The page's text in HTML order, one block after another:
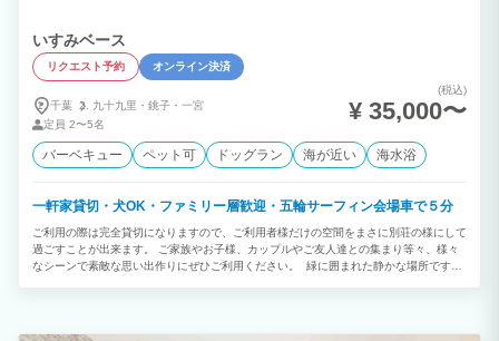
いすみベース
リクエスト予約 オンライン決済
千葉 九十九里・ 銚子・ 一宮
定員 2〜5名
(税込)
¥ 35,000〜
バーベキュー ペット可 ドッグラン 海が近い 海水浴
一軒家貸切・犬OK・ファミリー層歓迎・五輪サーフィン会場車で５分
ご利用の際は完全貸切になりますので、ご利用者様だけの空間をまさに別荘の様にして
過ごすことが出来ます。 ご家族やお子様、カップルやご友人達との集まり等々、様々
なシーンで素敵な思い出作りにぜひご利用ください。 緑に囲まれた静かな場所です
し釣りもお楽しみいただけます。 東京オリンピックサーフィン会場の釣ヶ崎海岸まで